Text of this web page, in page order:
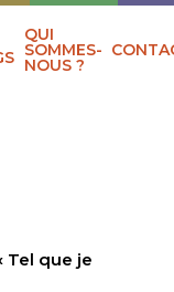
QUI
SOMMES-
NOUS ?
Tel que je